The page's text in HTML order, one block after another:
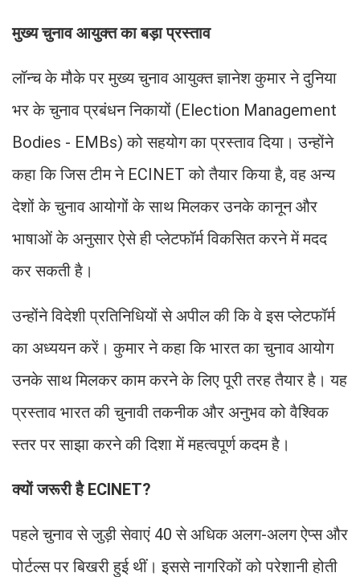
मुख्य चुनाव आयुक्त का बड़ा प्रस्ताव
लॉन्च के मौके पर मुख्य चुनाव आयुक्त ज्ञानेश कुमार ने दुनिया
भर के चुनाव प्रबंधन निकायों (Election Management
Bodies - EMBs) को सहयोग का प्रस्ताव दिया। उन्होंने
कहा कि जिस टीम ने ECINET को तैयार किया है, वह अन्य
देशों के चुनाव आयोगों के साथ मिलकर उनके कानून और
भाषाओं के अनुसार ऐसे ही प्लेटफॉर्म विकसित करने में मदद
कर सकती है।
उन्होंने विदेशी प्रतिनिधियों से अपील की कि वे इस प्लेटफॉर्म
का अध्ययन करें। कुमार ने कहा कि भारत का चुनाव आयोग
उनके साथ मिलकर काम करने के लिए पूरी तरह तैयार है। यह
प्रस्ताव भारत की चुनावी तकनीक और अनुभव को वैश्विक
स्तर पर साझा करने की दिशा में महत्वपूर्ण कदम है।
क्यों जरूरी है ECINET?
पहले चुनाव से जुड़ी सेवाएं 40 से अधिक अलग-अलग ऐप्स और
पोर्टल्स पर बिखरी हुई थीं। इससे नागरिकों को परेशानी होती